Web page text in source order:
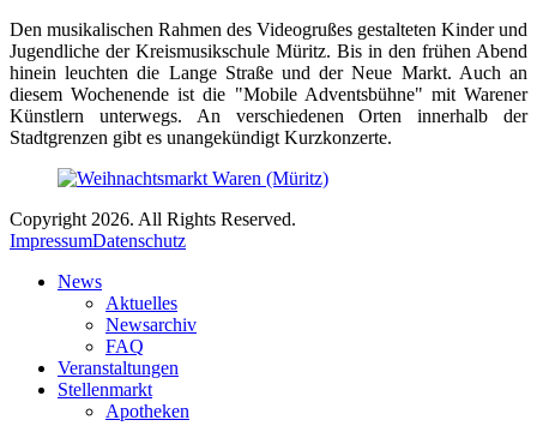
Den musikalischen Rahmen des Videogrußes gestalteten Kinder und
Jugendliche der Kreismusikschule Müritz. Bis in den frühen Abend
hinein leuchten die Lange Straße und der Neue Markt. Auch an
diesem Wochenende ist die "Mobile Adventsbühne" mit Warener
Künstlern unterwegs. An verschiedenen Orten innerhalb der
Stadtgrenzen gibt es unangekündigt Kurzkonzerte.
Copyright 2026. All Rights Reserved.
ImpressumDatenschutz
News
Aktuelles
Newsarchiv
FAQ
Veranstaltungen
Stellenmarkt
Apotheken